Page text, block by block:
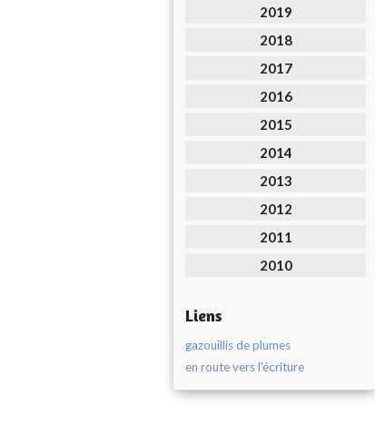
2019
2018
2017
2016
2015
2014
2013
2012
2011
2010
Liens
gazouillis de plumes
en route vers l'écriture